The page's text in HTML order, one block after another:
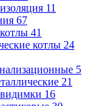
11
67
41
котлы 24
5
21
16